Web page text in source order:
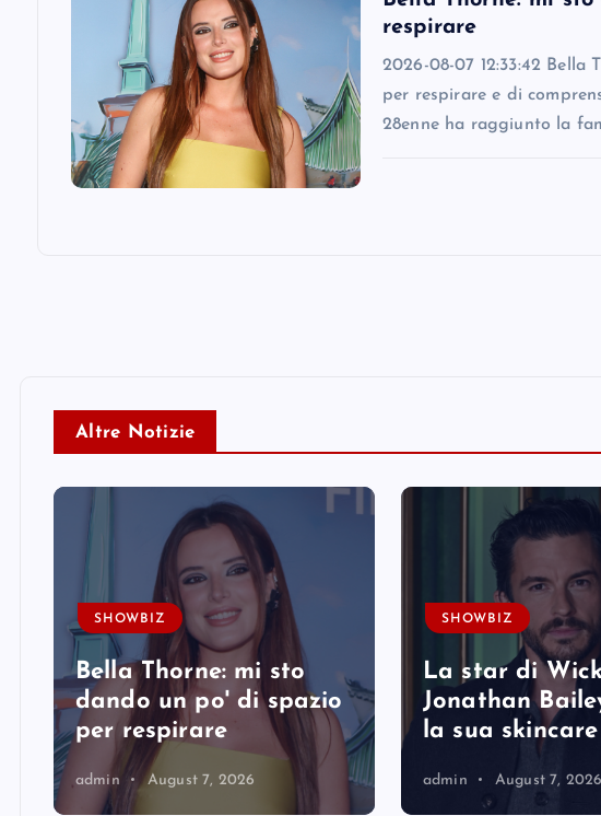
respirare
2026-08-07 12:33:42 Bella
per respirare e di
28enne ha raggiunto la
Altre Notizie
SHOWBIZ
Bella Thorne: mi sto
dando un po' di spazio
per respirare
admin August 7, 2026
SHOWBIZ
La star di
Jonathan
la sua
admin August 7, 2026